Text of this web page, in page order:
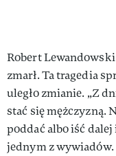
Robert Lewandowski
zmarł. Ta tragedia
uległo zmianie. „Z
stać się mężczyzną.
poddać albo iść dalej
jednym z